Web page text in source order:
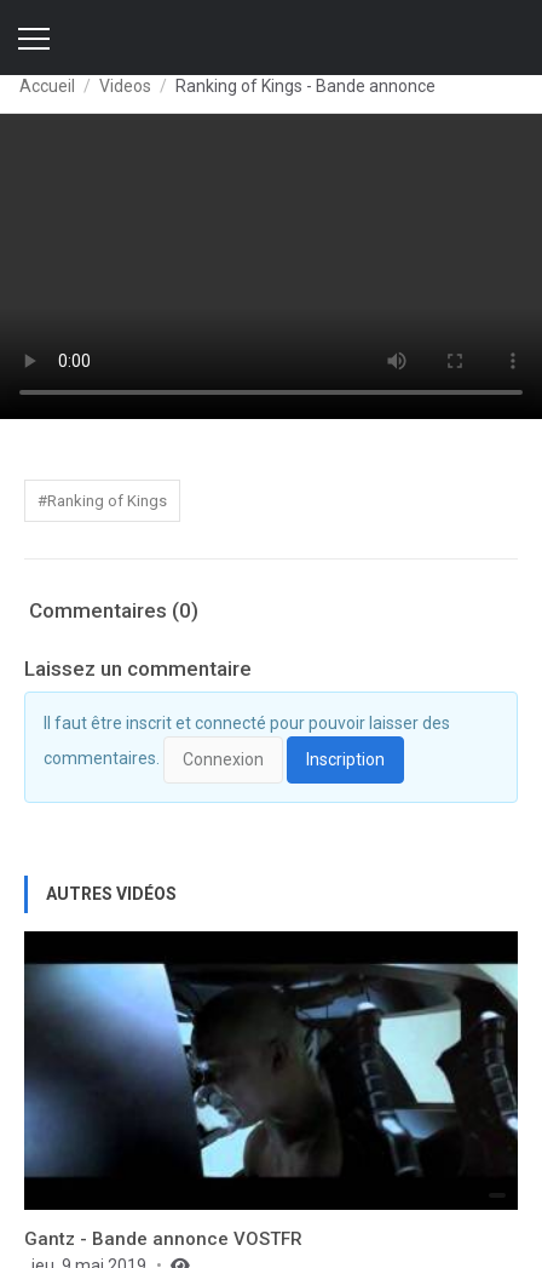
Accueil Videos Ranking of Kings - Bande annonce
#Ranking of Kings
Commentaires (0)
Laissez un commentaire
Il faut être inscrit et connecté pour pouvoir laisser des
commentaires.
Connexion Inscription
AUTRES VIDÉOS
Gantz - Bande annonce VOSTFR